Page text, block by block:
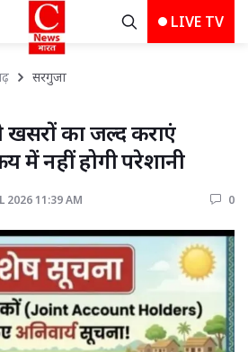
LIVE TV
सरगुजा
खसरों का जल्द कराएं
में नहीं होगी परेशानी
2026 11:39 AM 0